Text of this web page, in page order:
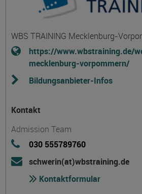
WBS TRAINING Mecklenburg-
https://www.wbstraining.de/
mecklenburg-vorpommern/
Bildungsanbieter-Infos
Kontakt
Admission Team
030 555789760
schwerin(at)wbstraining.de
Kontaktformular